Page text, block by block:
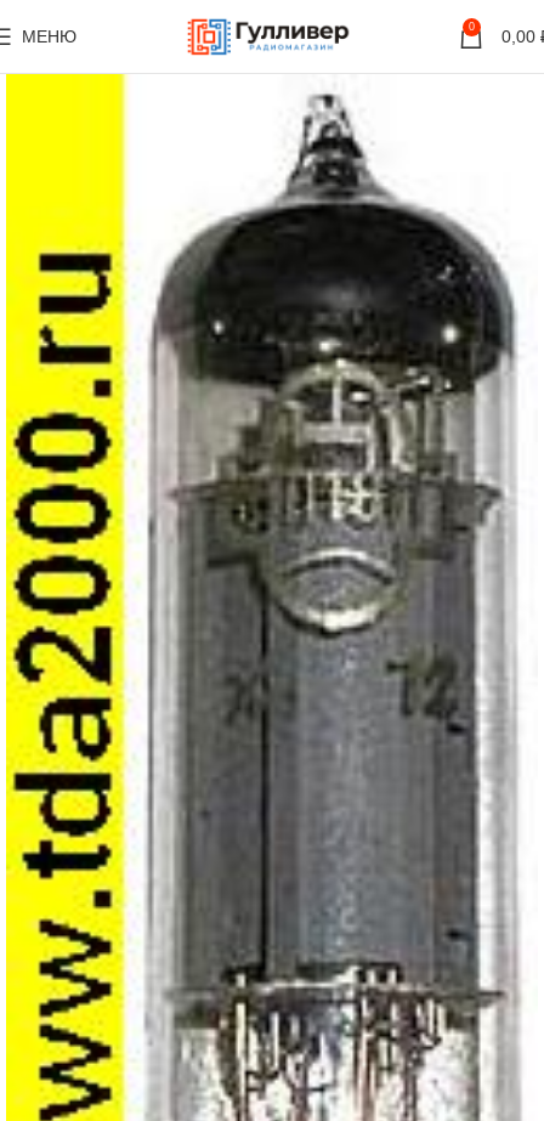
МЕНЮ 0 0,00